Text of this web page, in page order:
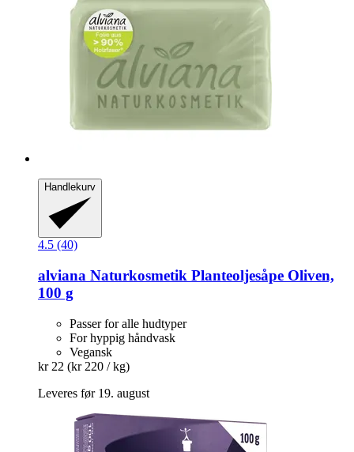
Handlekurv
4.5 (40)
alviana Naturkosmetik Planteoljesåpe Oliven,
100 g
Passer for alle hudtyper
For hyppig håndvask
Vegansk
kr 22 (kr 220 / kg)
Leveres før 19. august